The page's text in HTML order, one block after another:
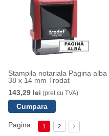
Stampila notariala Pagina alba
38 x 14 mm Trodat
143,29 lei (pret cu TVA)
Pagina: 1 2